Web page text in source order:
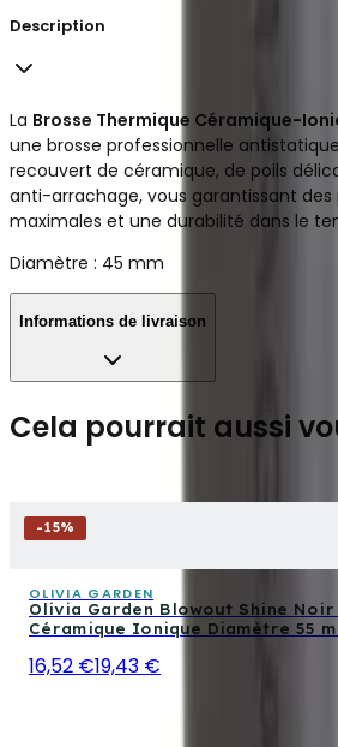
Description
La Brosse Thermique Céramique-
une brosse professionnelle
recouvert de céramique, de poils
anti-arrachage, vous garantissant
maximales et une durabilité dans le
Diamètre : 45 mm
Informations de livraison
Cela pourrait aussi
-15%
OLIVIA GARDEN
Olivia Garden Blowout Shine
Céramique Ionique Diamètre 55
16,52 €19,43 €